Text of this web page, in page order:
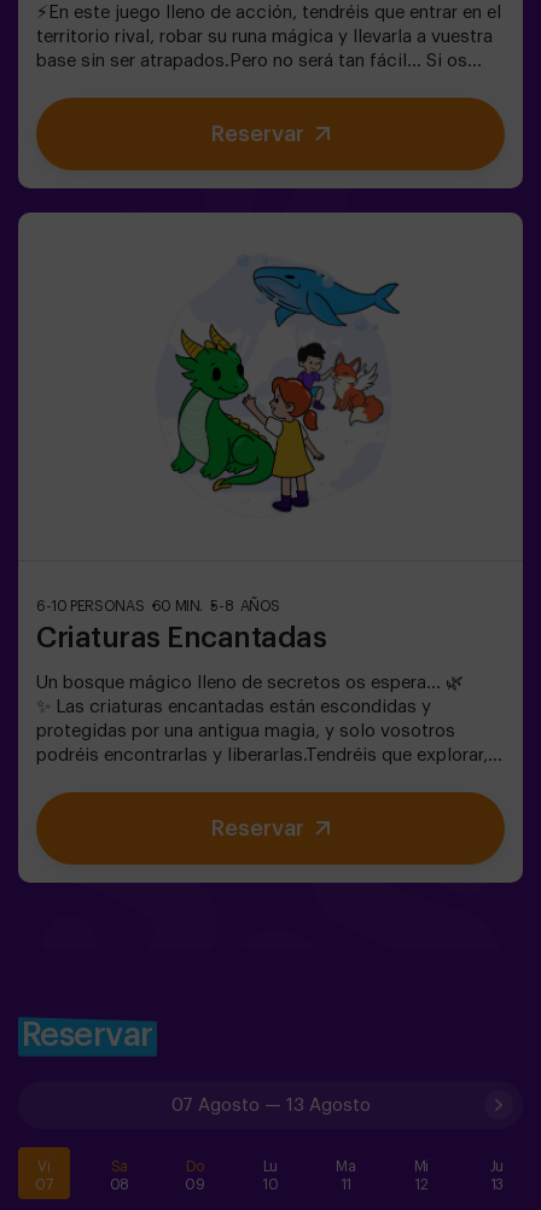
⚡En este juego lleno de acción, tendréis que entrar en el
territorio rival, robar su runa mágica y llevarla a vuestra
base sin ser atrapados.Pero no será tan fácil… Si os
compañero os libere. ❄️La clave está en moverse rápido,
coordinarse y saber cuándo atacar o defender.Aquí no
solo se trata de correr, sino de jugar en equipo y tomar
Reservar
6-10 PERSONAS 60 MIN. 5-8 AÑOS
Criaturas Encantadas
Un bosque mágico lleno de secretos os espera… 🌿
✨ Las criaturas encantadas están escondidas y
protegidas por una antigua magia, y solo vosotros
podréis encontrarlas y liberarlas.Tendréis que explorar,
esconden y cómo romper los hechizos que las
mantienen atrapadas. Cada criatura es única y os
pondrá a prueba de una forma diferente.Aquí no se trata
Reservar
Reservar
07 Agosto — 13 Agosto
Vi
07
Sa
08
Do
09
Lu
10
Ma
11
Mi
12
Ju
13